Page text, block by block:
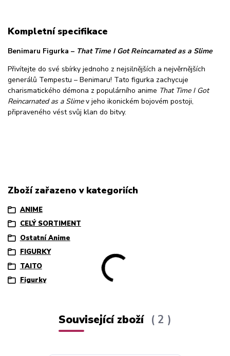
Kompletní specifikace
Benimaru Figurka – That Time I Got Reincarnated as a Slime
Přivítejte do své sbírky jednoho z nejsilnějších a nejvěrnějších
generálů Tempestu – Benimaru! Tato figurka zachycuje
charismatického démona z populárního anime That Time I Got
Reincarnated as a Slimev jeho ikonickém bojovém postoji,
připraveného vést svůj klan do bitvy.
Zboží zařazeno v kategoriích
ANIME
CELÝ SORTIMENT
Ostatní Anime
FIGURKY
TAITO
Figurky
Související zboží 2